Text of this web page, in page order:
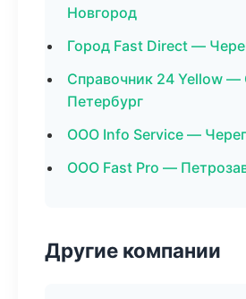
Новгород
Город Fast Direct —
Справочник 24 Yellow —
Петербург
ООО Info Service —
ООО Fast Pro —
Другие компании